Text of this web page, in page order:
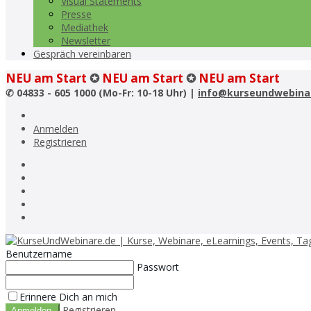
Presse
Mediathek
Newsletter
Gespräch vereinbaren
NEU am Start ✪ NEU am Start ✪ NEU am Start
✆ 04833 - 605 1000 (Mo-Fr: 10-18 Uhr) |
Anmelden
Registrieren
Benutzername
Passwort
Erinnere Dich an mich